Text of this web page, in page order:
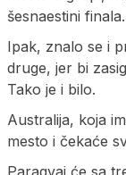
šesnaestini finala.
Ipak, znalo se i
druge, jer bi
Tako je i bilo.
Australija, koja
mesto i čekaće
Paragvaj će sa